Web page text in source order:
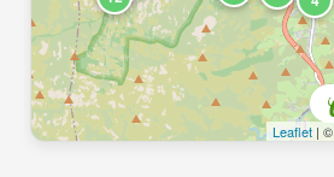
Leaflet| ©